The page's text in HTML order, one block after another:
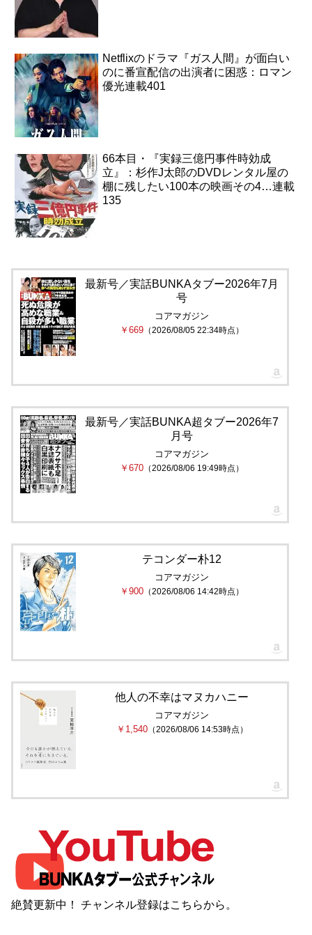
Netflixのドラマ『ガス人間』が面白い
のに番宣配信の出演者に困惑：ロマン
優光連載401
66本目・『実録三億円事件時効成
立』：杉作J太郎のDVDレンタル屋の
棚に残したい100本の映画その4…連載
135
最新号／実話BUNKAタブー2026年7月
号
コアマガジン
￥669 （2026/08/05 22:34時点）
最新号／実話BUNKA超タブー2026年7
月号
コアマガジン
￥670 （2026/08/06 19:49時点）
テコンダー朴12
コアマガジン
￥900 （2026/08/06 14:42時点）
他人の不幸はマヌカハニー
コアマガジン
￥1,540（2026/08/06 14:53時点）
絶賛更新中！ チャンネル登録はこちらから。